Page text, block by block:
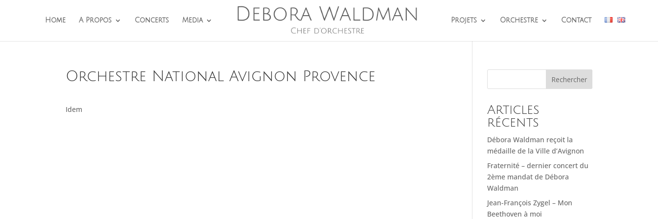
Home A Propos Concerts Media Projets Orchestre Contact
Orchestre National Avignon Provence
Idem
Rechercher
Articles
récents
Débora Waldman reçoit la
médaille de la Ville d’Avignon
Fraternité – dernier concert du
2ème mandat de Débora
Waldman
Jean-François Zygel – Mon
Beethoven à moi